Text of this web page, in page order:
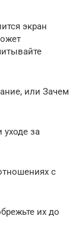
экран
или Зачем
за
с
их до